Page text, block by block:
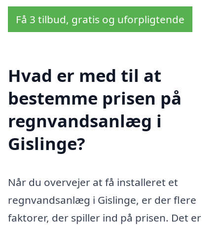
Få 3 tilbud, gratis og uforpligtende
Hvad er med til at
bestemme prisen på
regnvandsanlæg i
Gislinge?
Når du overvejer at få installeret et
regnvandsanlæg i Gislinge, er der flere
faktorer, der spiller ind på prisen. Det er